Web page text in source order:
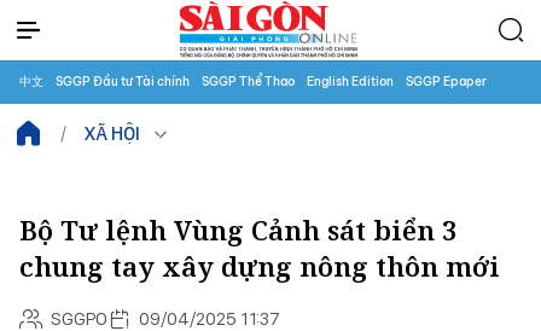
中文 SGGP Đầu tư Tài chính SGGP Thể Thao English Edition SGGP Epaper
XÃ HỘI
Bộ Tư lệnh Vùng Cảnh sát biển 3
chung tay xây dựng nông thôn mới
SGGPO 09/04/2025 11:37